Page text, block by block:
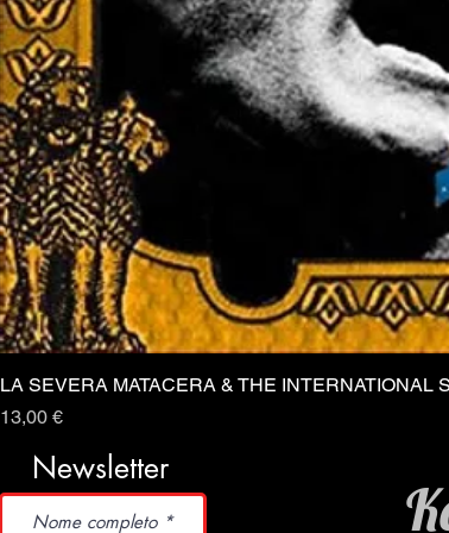
LA SEVERA MATACERA & THE INTERNATIONAL
Prezzo
13,00 €
Newsletter